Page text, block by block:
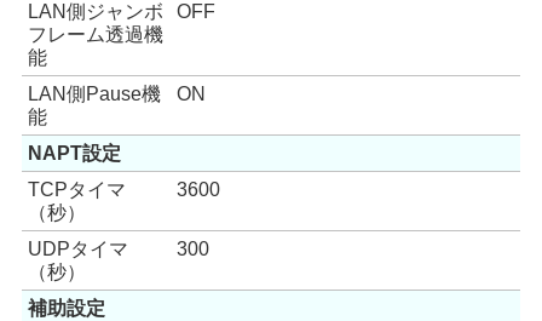
LAN側ジャンボ
フレーム透過機
能
OFF
LAN側Pause機
能
ON
NAPT設定
TCPタイマ
（秒）
3600
UDPタイマ
（秒）
300
補助設定